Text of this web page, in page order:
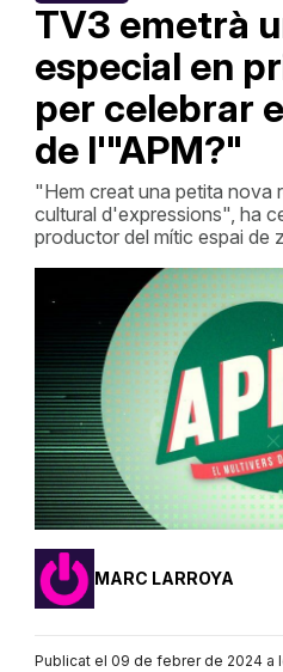
TV3 emetrà
especial en
per celebrar
de l'"APM?"
"Hem creat una petita nova
cultural d'expressions", ha
productor del mític espai de
MARC LARROYA
Publicat el 09 de febrer de 2024 a